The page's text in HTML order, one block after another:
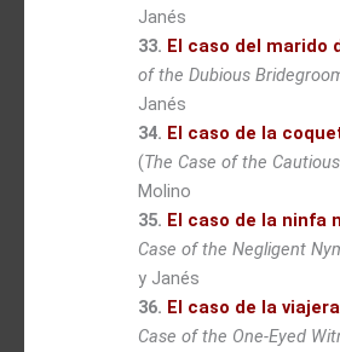
Janés
33. El caso del marido
of the Dubious
Janés
34. El caso de la
(The Case of the
Molino
35. El caso de la ninfa
Case of the Negligent
y Janés
36. El caso de la
Case of the One-Eyed